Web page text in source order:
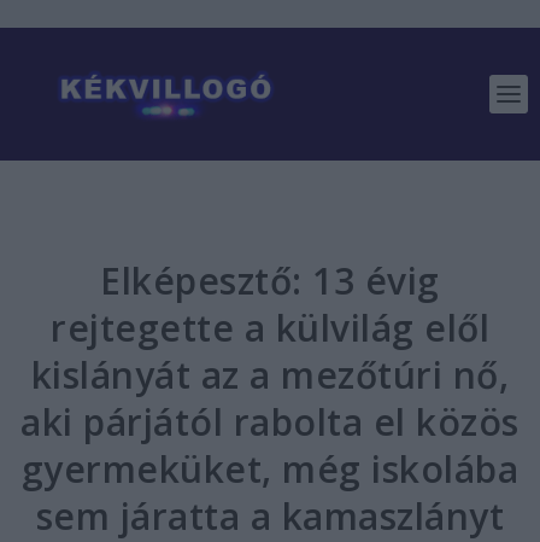
Elképesztő: 13 évig
rejtegette a külvilág elől
kislányát az a mezőtúri nő,
aki párjától rabolta el közös
gyermeküket, még iskolába
sem járatta a kamaszlányt